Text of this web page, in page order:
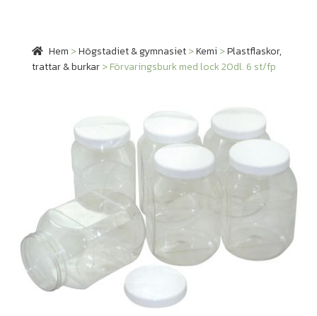
Hem >Högstadiet & gymnasiet>Kemi >Plastflaskor,
trattar & burkar>Förvaringsburk med lock 20dl. 6 st/fp